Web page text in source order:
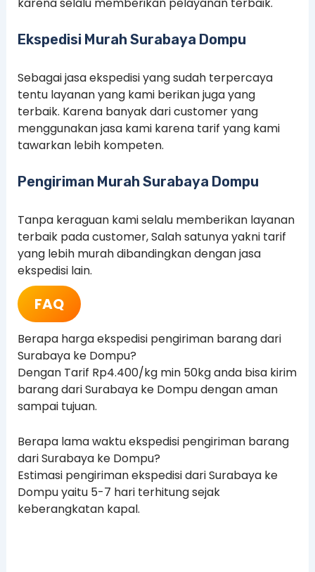
karena selalu memberikan pelayanan terbaik.
Ekspedisi Murah Surabaya Dompu
Sebagai jasa ekspedisi yang sudah terpercaya
tentu layanan yang kami berikan juga yang
terbaik. Karena banyak dari customer yang
menggunakan jasa kami karena tarif yang kami
tawarkan lebih kompeten.
Pengiriman Murah Surabaya Dompu
Tanpa keraguan kami selalu memberikan layanan
terbaik pada customer, Salah satunya yakni tarif
yang lebih murah dibandingkan dengan jasa
ekspedisi lain.
FAQ
Berapa harga ekspedisi pengiriman barang dari
Surabaya ke Dompu?
Dengan Tarif Rp4.400/kg min 50kg anda bisa kirim
barang dari Surabaya ke Dompu dengan aman
sampai tujuan.
Berapa lama waktu ekspedisi pengiriman barang
dari Surabaya ke Dompu?
Estimasi pengiriman ekspedisi dari Surabaya ke
Dompu yaitu 5-7 hari terhitung sejak
keberangkatan kapal.